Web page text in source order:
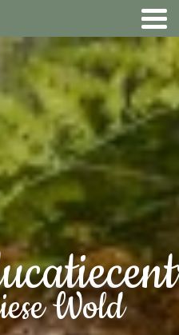
Wold